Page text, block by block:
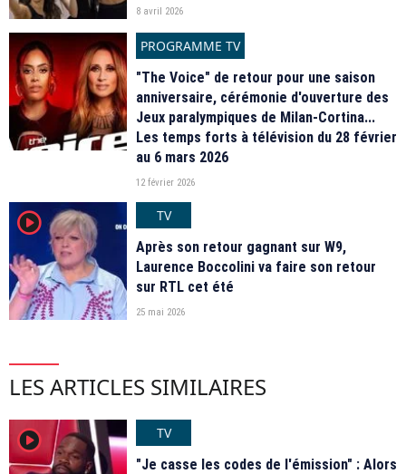
8 avril 2026
PROGRAMME TV
"The Voice" de retour pour une saison
anniversaire, cérémonie d'ouverture des
Jeux paralympiques de Milan-Cortina...
Les temps forts à télévision du 28 février
au 6 mars 2026
12 février 2026
player2
TV
Après son retour gagnant sur W9,
Laurence Boccolini va faire son retour
sur RTL cet été
25 mai 2026
LES ARTICLES SIMILAIRES
player2
TV
"Je casse les codes de l'émission" : Alors